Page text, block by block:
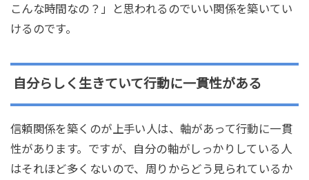
こんな時間なの？」と思われるのでいい関係を築いてい
けるのです。
自分らしく生きていて行動に一貫性がある
信頼関係を築くのが上手い人は、軸があって行動に一貫
性があります。ですが、自分の軸がしっかりしている人
はそれほど多くないので、周りからどう見られているか